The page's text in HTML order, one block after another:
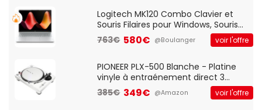
QWERTY UK - Noir
Logitech MK120 Combo Clavier et
Souris Filaires pour Windows, Souris
Optique Filaire, Connexion USB Plug
And Play, Confortable, Taille
QWERTY UK - Noir
763€ 580€ @Boulanger voir l'offre
PIONEER PLX-500 Blanche - Platine
vinyle à entraénement direct 3
vitesses (33-45-78 trs/min) avec
pre-ampli intégré et port USB
385€ 349€ @Amazon voir l'offre